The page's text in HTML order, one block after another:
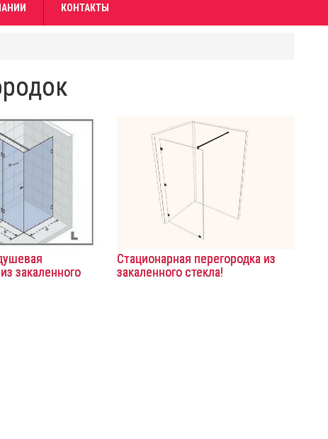
КОНТАКТЫ
закаленного
Стационарная перегородка из
закаленного стекла!